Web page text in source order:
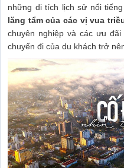
những di tích lịch sử nổi
lăng tẩm của các vị vua
chuyên nghiệp và các ưu
chuyến đi của du khách trở